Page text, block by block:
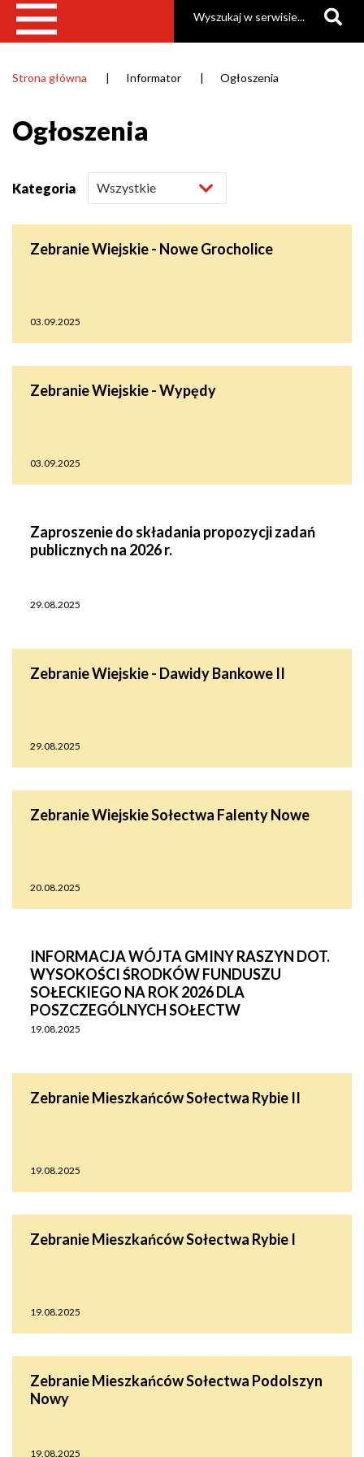
Strona główna Informator Ogłoszenia
Ogłoszenia
Kategoria
Zebranie Wiejskie - Nowe Grocholice
03.09.2025
Zebranie Wiejskie - Wypędy
03.09.2025
Zaproszenie do składania propozycji zadań
publicznych na 2026 r.
29.08.2025
Zebranie Wiejskie - Dawidy Bankowe II
29.08.2025
Zebranie Wiejskie Sołectwa Falenty Nowe
20.08.2025
INFORMACJA WÓJTA GMINY RASZYN DOT.
WYSOKOŚCI ŚRODKÓW FUNDUSZU
SOŁECKIEGO NA ROK 2026 DLA
POSZCZEGÓLNYCH SOŁECTW
19.08.2025
Zebranie Mieszkańców Sołectwa Rybie II
19.08.2025
Zebranie Mieszkańców Sołectwa Rybie I
19.08.2025
Zebranie Mieszkańców Sołectwa Podolszyn
Nowy
19.08.2025